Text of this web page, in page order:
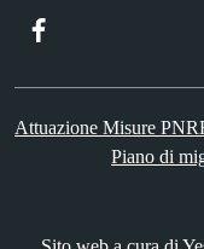
Attuazione Misure
Piano di